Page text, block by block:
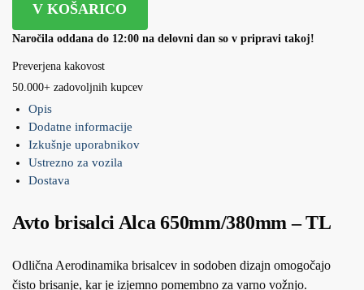
V KOŠARICO
Naročila oddana do 12:00 na delovni dan so v pripravi takoj!
Preverjena kakovost
50.000+ zadovoljnih kupcev
Opis
Dodatne informacije
Izkušnje uporabnikov
Ustrezno za vozila
Dostava
Avto brisalci Alca 650mm/380mm – TL
Odlična Aerodinamika brisalcev in sodoben dizajn omogočajo
čisto brisanje, kar je izjemno pomembno za varno vožnjo.